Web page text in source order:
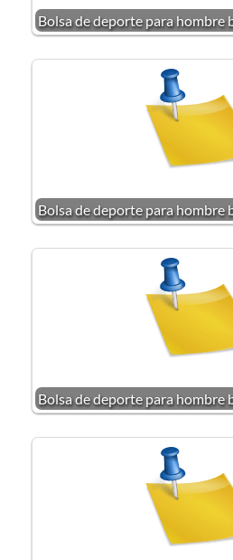
Bolsa de deporte para hombre
Bolsa de deporte para hombre
Bolsa de deporte para hombre